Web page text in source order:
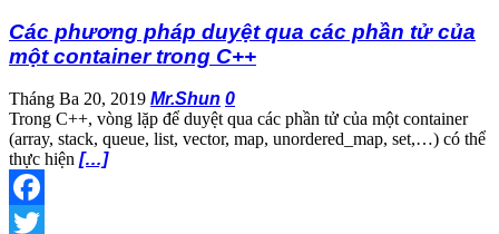
Các phương pháp duyệt qua các phần tử của
một container trong C++
Tháng Ba 20, 2019 Mr.Shun 0
Trong C++, vòng lặp để duyệt qua các phần tử của một container
(array, stack, queue, list, vector, map, unordered_map, set,…) có thể
thực hiện […]
Facebook